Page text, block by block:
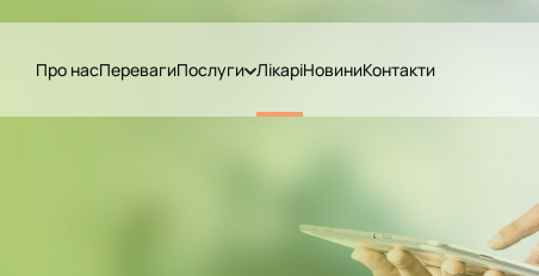
Про насПеревагиПослуги ЛікаріНовиниКонтакти